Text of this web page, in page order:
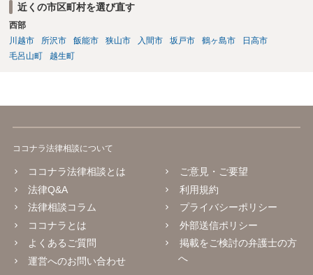
近くの市区町村を選び直す
西部
川越市
所沢市 飯能市 狭山市 入間市 坂戸市 鶴ヶ島市
日高市
毛呂山町
越生町
ココナラ法律相談について
ココナラ法律相談とは
法律Q&A
法律相談コラム
ココナラとは
よくあるご質問
運営へのお問い合わせ
ご意見・ご要望
利用規約
プライバシーポリシー
外部送信ポリシー
掲載をご検討の弁護士の方
へ